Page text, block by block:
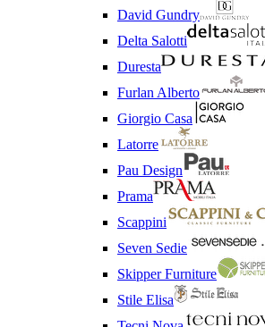
David Gundry
Delta Salotti
Duresta
Furlan Alberto
Giorgio Casa
Latorre
Pau Design
Prama
Scappini
Seven Sedie
Skipper Furniture
Stile Elisa